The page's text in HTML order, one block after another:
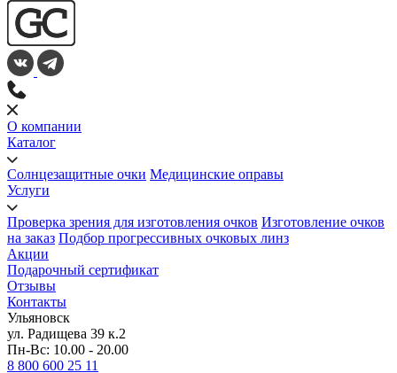
О компании
Каталог
Солнцезащитные очки Медицинские оправы
Услуги
Проверка зрения для изготовления очков Изготовление очков
на заказ Подбор прогрессивных очковых линз
Акции
Подарочный сертификат
Отзывы
Контакты
Ульяновск
ул. Радищева 39 к.2
Пн-Вс: 10.00 - 20.00
8 800 600 25 11